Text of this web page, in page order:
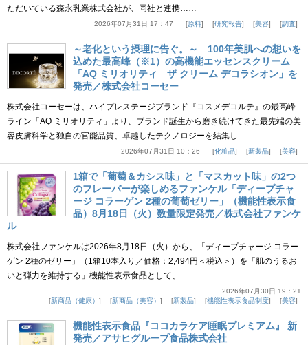
ただいている森永乳業株式会社が、同社と連携……
2026年07月31日 17：47 原料 研究報告 美容 調査
～老化という摂理に告ぐ。～ 100年美肌への想いを
込めた最高峰（※1）の高機能エッセンスクリーム
「AQ ミリオリティ ザ クリーム デコラシオン」を
発売／株式会社コーセー
株式会社コーセーは、ハイプレステージブランド『コスメデコルテ』の最高峰
ライン「AQ ミリオリティ」より、ブランド誕生から磨き続けてきた最先端の美
容皮膚科学と独自の官能品質、卓越したテクノロジーを結集し……
2026年07月31日 10：26 化粧品 新製品 美容
1箱で「葡萄＆カシス味」と「マスカット味」の2つ
のフレーバーが楽しめるファンケル「ディープチャ
ージ コラーゲン 2種の葡萄ゼリー」（機能性表示食
品）8月18日（火）数量限定発売／株式会社ファンケ
ル
株式会社ファンケルは2026年8月18日（火）から、「ディープチャージ コラー
ゲン 2種のゼリー」（1箱10本入り／価格：2,494円＜税込＞）を「肌のうるお
いと弾力を維持する」機能性表示食品として、……
2026年07月30日 19：21
新商品（健康）
新商品（美容） 新製品 機能性表示食品制度 美容
機能性表示食品『ココカラケア睡眠プレミアム』 新
発売／アサヒグループ食品株式会社